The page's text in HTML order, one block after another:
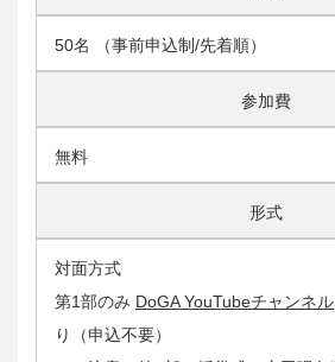
50名 （事前申込制/先着順）
参加費
無料
形式
対面方式
第1部のみ DoGA YouTubeチャンネル
り（申込不要）